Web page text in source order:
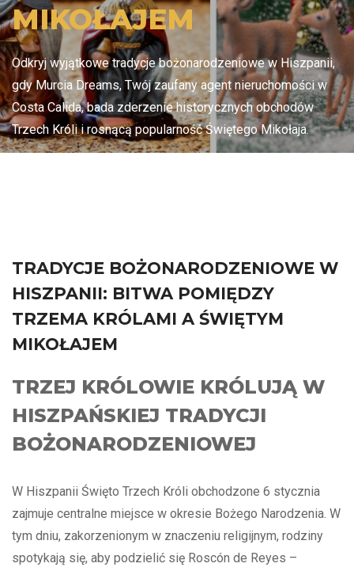
MIKOŁAJEM
Odkryj wyjątkowe tradycje bożonarodzeniowe w Hiszpanii,
gdy Murcia Dreams, Twój zaufany agent nieruchomości w
Costa Calida, bada zderzenie historycznych obchodów
Trzech Króli i rosnącą popularność Świętego Mikołaja.
TRADYCJE BOŻONARODZENIOWE W
HISZPANII: BITWA POMIĘDZY
TRZEMA KRÓLAMI A ŚWIĘTYM
MIKOŁAJEM
TRZEJ KRÓLOWIE KRÓLUJĄ W
HISZPAŃSKIEJ TRADYCJI
BOŻONARODZENIOWEJ
W Hiszpanii Święto Trzech Króli obchodzone 6 stycznia
zajmuje centralne miejsce w okresie Bożego Narodzenia. W
tym dniu, zakorzenionym w znaczeniu religijnym, rodziny
spotykają się, aby podzielić się Roscón de Reyes –